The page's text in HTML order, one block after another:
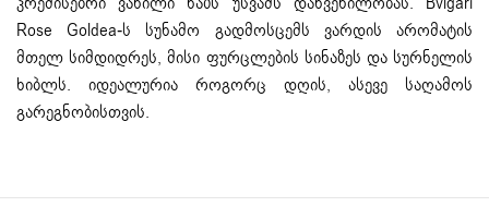
Rose Goldea-ს სუნამო გადმოსცემს ვარდის არომატის
მთელ სიმდიდრეს, მისი ფურცლების სინაზეს და სურნელის
ხიბლს. იდეალურია როგორც დღის, ასევე საღამოს
გარეგნობისთვის.